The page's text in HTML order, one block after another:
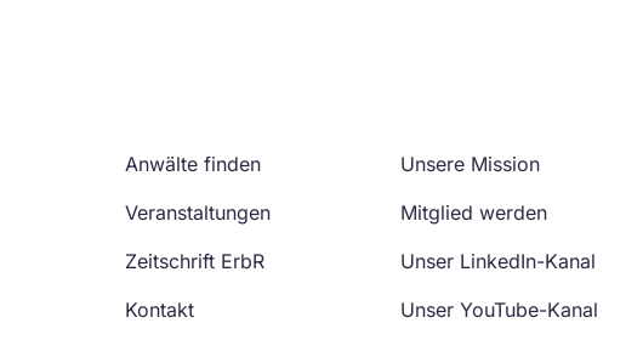
Anwälte finden
Veranstaltungen
Zeitschrift ErbR
Kontakt
Unsere Mission
Mitglied werden
Unser LinkedIn-Kanal
Unser YouTube-Kanal